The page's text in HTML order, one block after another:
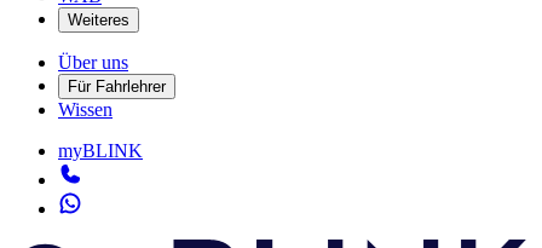
Weiteres
Über uns
Für Fahrlehrer
Wissen
myBLINK